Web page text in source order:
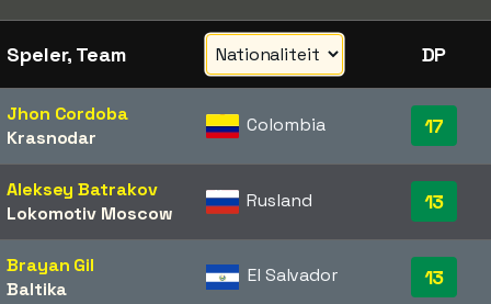
Speler, Team DP
Jhon Cordoba
Krasnodar
Colombia 17
Aleksey Batrakov
Lokomotiv Moscow
Rusland 13
Brayan Gil
Baltika
El Salvador 13